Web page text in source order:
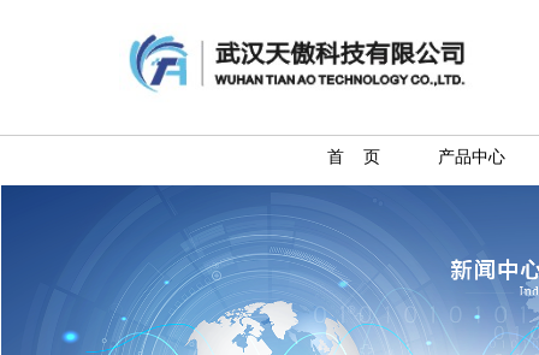
首 页 产品中心